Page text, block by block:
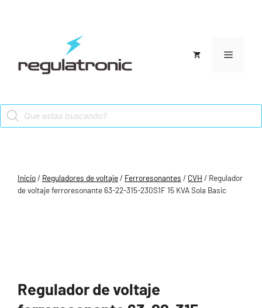
Menú
Products
search
Inicio/ Reguladores de voltaje/ Ferroresonantes / CVH / Regulador
de voltaje ferroresonante 63-22-315-230S1F 15 KVA Sola Basic
Regulador de voltaje